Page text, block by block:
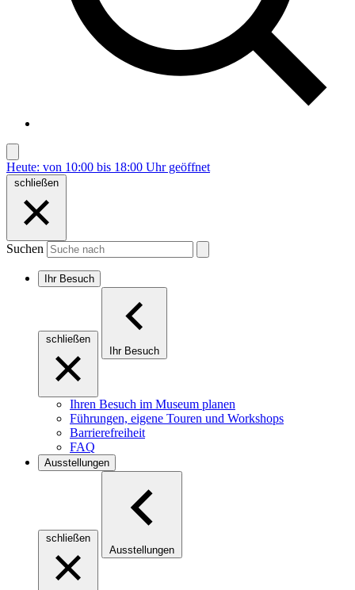
Heute: von 10:00 bis 18:00 Uhr geöffnet
schließen
Suchen
Ihr Besuch
schließen
Ihr Besuch
Ihren Besuch im Museum planen
Führungen, eigene Touren und Workshops
Barrierefreiheit
FAQ
Ausstellungen
schließen
Ausstellungen